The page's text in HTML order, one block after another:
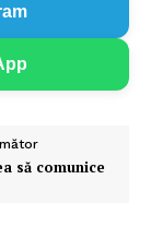
să comunice